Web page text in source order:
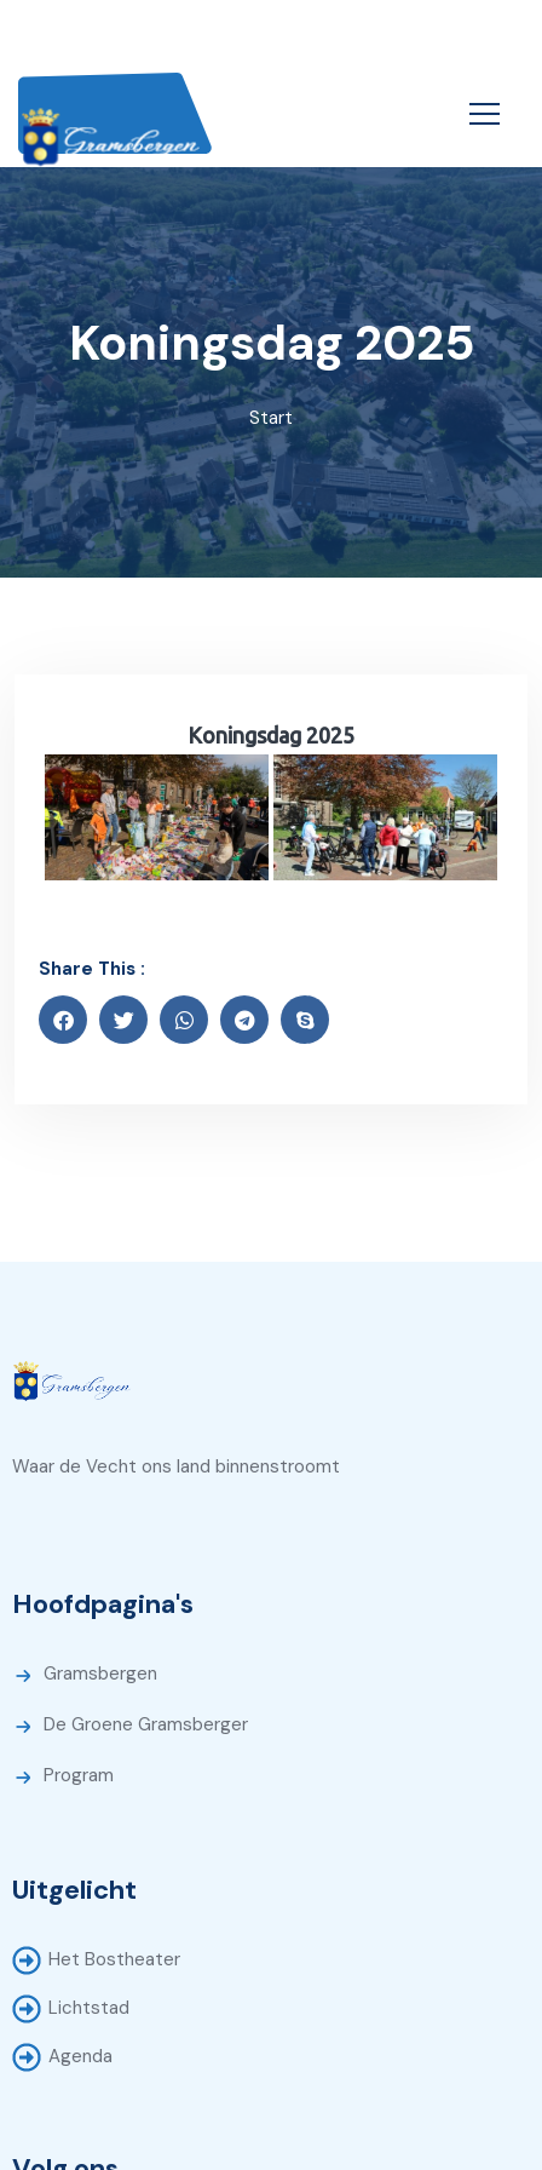
Koningsdag 2025
Start
Koningsdag 2025
Share This :
Waar de Vecht ons land binnenstroomt
Hoofdpagina's
Gramsbergen
De Groene Gramsberger
Program
Uitgelicht
Het Bostheater
Lichtstad
Agenda